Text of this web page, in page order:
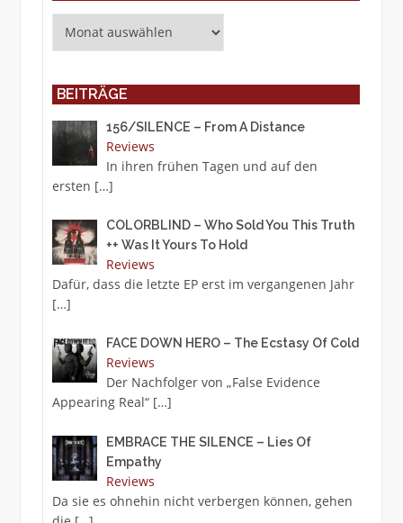
BEITRÄGE
156/SILENCE – From A Distance
Reviews
In ihren frühen Tagen und auf den
ersten […]
COLORBLIND – Who Sold You This Truth
++ Was It Yours To Hold
Reviews
Dafür, dass die letzte EP erst im vergangenen Jahr
[…]
FACE DOWN HERO – The Ecstasy Of Cold
Reviews
Der Nachfolger von „False Evidence
Appearing Real“ […]
EMBRACE THE SILENCE – Lies Of
Empathy
Reviews
Da sie es ohnehin nicht verbergen können, gehen